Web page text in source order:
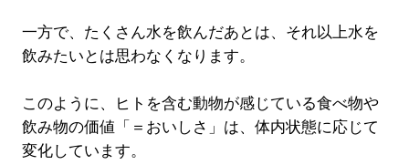
一方で、たくさん水を飲んだあとは、それ以上水を
飲みたいとは思わなくなります。
このように、ヒトを含む動物が感じている食べ物や
飲み物の価値「＝おいしさ」は、体内状態に応じて
変化しています。